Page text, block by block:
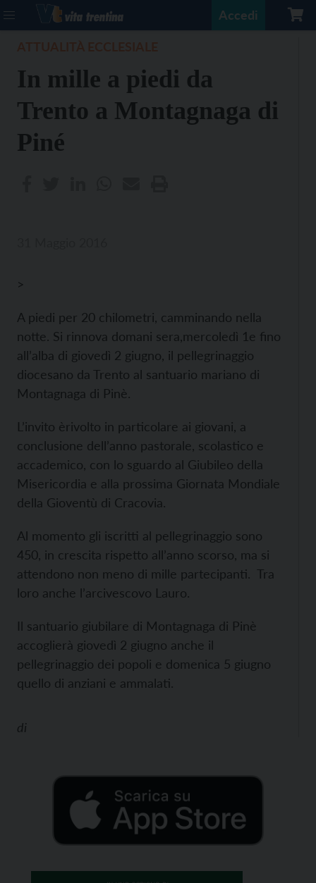
Accedi
In mille a piedi da
Trento a Montagnaga di
Piné
>
A piedi per 20 chilometri, camminando nella
notte. Si rinnova domani sera,mercoledì 1e fino
all’alba di giovedì 2 giugno, il pellegrinaggio
diocesano da Trento al santuario mariano di
Montagnaga di Pinè.
L’invito èrivolto in particolare ai giovani, a
conclusione dell’anno pastorale, scolastico e
accademico, con lo sguardo al Giubileo della
Misericordia e alla prossima Giornata Mondiale
della Gioventù di Cracovia.
Al momento gli iscritti al pellegrinaggio sono
450, in crescita rispetto all’anno scorso, ma si
attendono non meno di mille partecipanti. Tra
loro anche l’arcivescovo Lauro.
Il santuario giubilare di Montagnaga di Pinè
accoglierà giovedì 2 giugno anche il
pellegrinaggio dei popoli e domenica 5 giugno
quello di anziani e ammalati.
di